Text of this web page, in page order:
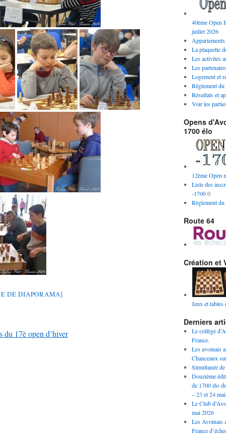
DE DIAPORAMA]
du 17è open d’hiver
40ème Open
juillet 2026
La plaquette
Les activités
Les
Logement et
Règlement
Résultats et
Voir les
Opens
1700 élo
12ème Open
Liste des
-17000
Règlement
Route 64
Création et
Jeux et tables
Derniers
Le collège
France.
Les avoinais
Chanceaux
Simultanée
Douzième
de 1700 élo
– 23 et 24
Le Club
mai 2026
Les Avoinais
France